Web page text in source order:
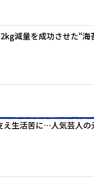
減量を成功させた“
え生活苦に…人気芸人の